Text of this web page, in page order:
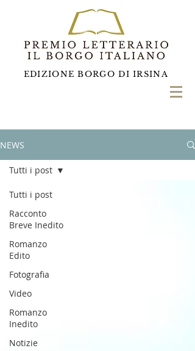
EDIZIONE BORGO DI IRSINA
NEWS
Tutti i post
Racconto
Breve Inedito
Romanzo
Edito
Fotografia
Video
Romanzo
Inedito
Notizie
Tutti i post